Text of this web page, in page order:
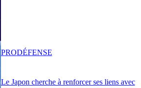
Le Japon cherche à renforcer ses liens avec
PRODÉFENSE